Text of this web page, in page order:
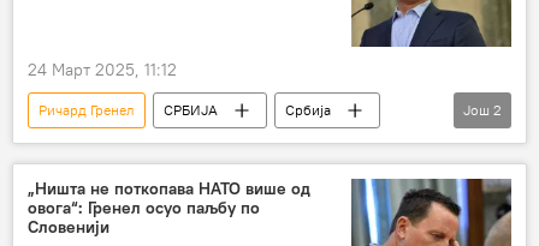
24 Март 2025, 11:12
Ричард Гренел СРБИЈА
Србија
Србија – политика
Александар Вучић
Још 2
„Ништа не поткопава НАТО више од
овога“: Гренел осуо паљбу по
Словенији